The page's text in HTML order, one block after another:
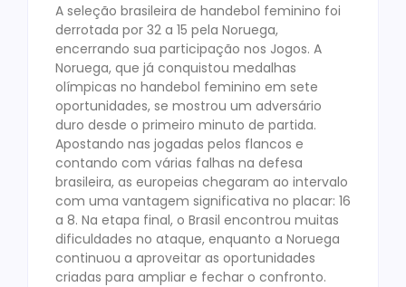
A seleção brasileira de handebol feminino foi
derrotada por 32 a 15 pela Noruega,
encerrando sua participação nos Jogos. A
Noruega, que já conquistou medalhas
olímpicas no handebol feminino em sete
oportunidades, se mostrou um adversário
duro desde o primeiro minuto de partida.
Apostando nas jogadas pelos flancos e
contando com várias falhas na defesa
brasileira, as europeias chegaram ao intervalo
com uma vantagem significativa no placar: 16
a 8. Na etapa final, o Brasil encontrou muitas
dificuldades no ataque, enquanto a Noruega
continuou a aproveitar as oportunidades
criadas para ampliar e fechar o confronto.